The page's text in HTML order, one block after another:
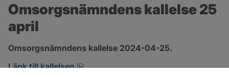
Omsorgsnämndens kallelse 25
april
Omsorgsnämndens kallelse 2024-04-25.
Länk till kallelsen
pdf, 152.2 kB, öppnas i nytt fönster.